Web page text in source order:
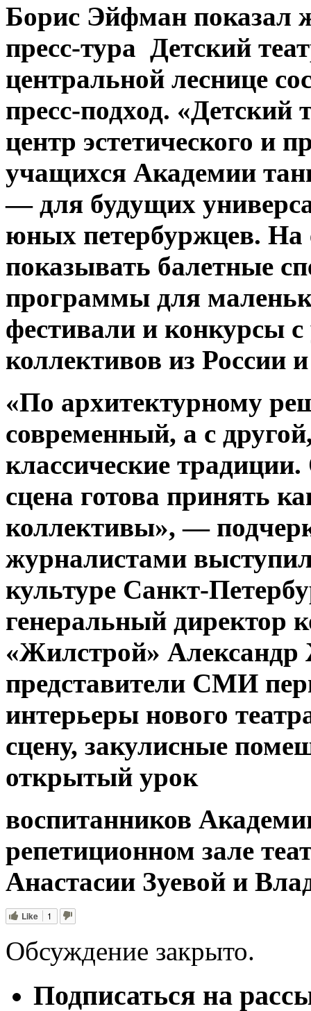
Борис Эйфман показал
пресс-тура Детский
центральной леснице
пресс-подход. «Детский
центр эстетического и
учащихся Академии
— для будущих
юных петербуржцев. На
показывать балетные
программы для
фестивали и конкурсы с
коллективов из России
«По архитектурному
современный, а с
классические
сцена готова принять
коллективы», —
журналистами
культуре Санкт-
генеральный директор
«Жилстрой»
представители СМИ
интерьеры нового
сцену, закулисные
открытый урок
воспитанников
репетиционном зале
Анастасии Зуевой и
Like 1
Обсуждение закрыто.
Подписаться на